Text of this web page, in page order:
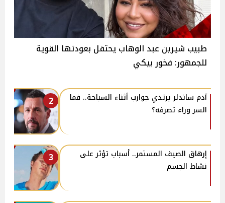
طبيب شيرين عبد الوهاب يحتفل بعودتها القوية
للجمهور: فخور بيكي
2
آدم ساندلر يرتدي جوارب أثناء السباحة.. فما
السر وراء تصرفه؟
3
إرهاق الصيف المستمر.. أسباب تؤثر على
نشاط الجسم